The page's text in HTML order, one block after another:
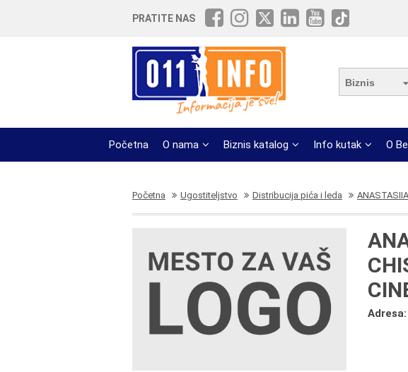
PRATITE NAS
Biznis
Početna O nama Biznis katalog Info kutak O
Početna Ugostiteljstvo Distribucija pića i leda